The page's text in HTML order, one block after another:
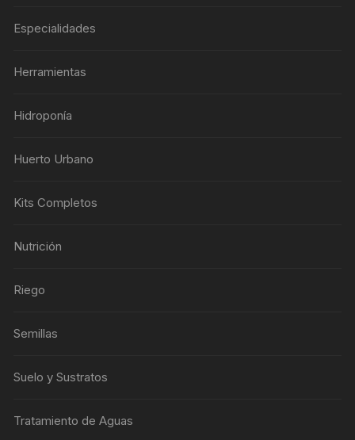
Especialidades
Herramientas
Hidroponía
Huerto Urbano
Kits Completos
Nutrición
Riego
Semillas
Suelo y Sustratos
Tratamiento de Aguas